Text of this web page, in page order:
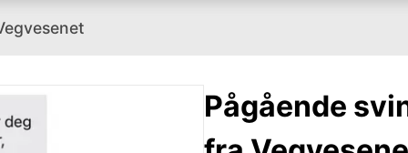
& kuponger
Mobilabonnement
Pågående